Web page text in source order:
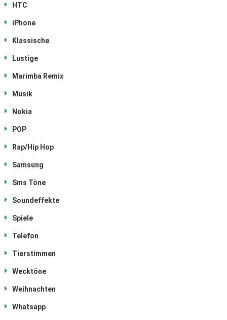
HTC
iPhone
Klassische
Lustige
Marimba Remix
Musik
Nokia
POP
Rap/Hip Hop
Samsung
Sms Töne
Soundeffekte
Spiele
Telefon
Tierstimmen
Wecktöne
Weihnachten
Whatsapp